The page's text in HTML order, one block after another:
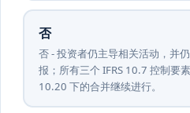
否
否 - 投资者仍主导相关活动，并
报；所有三个 IFRS 10.7 控制要
10.20 下的合并继续进行。